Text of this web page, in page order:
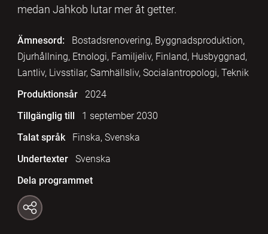
medan Jahkob lutar mer åt getter.
Ämnesord:
Bostadsrenovering, Byggnadsproduktion,
Djurhållning, Etnologi, Familjeliv, Finland, Husbyggnad,
Lantliv, Livsstilar, Samhällsliv, Socialantropologi, Teknik
Produktionsår
2024
Tillgänglig till
1 september 2030
Talat språk
Finska, Svenska
Undertexter
Svenska
Dela programmet